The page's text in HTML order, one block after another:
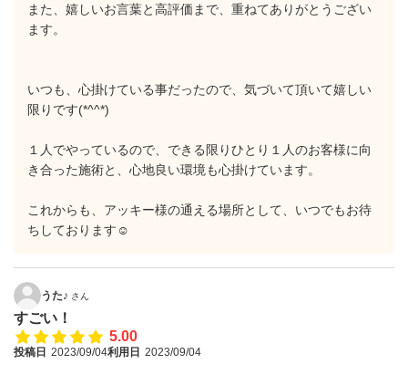
また、嬉しいお言葉と高評価まで、重ねてありがとうござい
ます。
いつも、心掛けている事だったので、気づいて頂いて嬉しい
限りです(*^^*)
１人でやっているので、できる限りひとり１人のお客様に向
き合った施術と、心地良い環境も心掛けています。
これからも、アッキー様の通える場所として、いつでもお待
ちしております☺️
うた♪ さん
すごい！
5.00
投稿日 2023/09/04利用日 2023/09/04